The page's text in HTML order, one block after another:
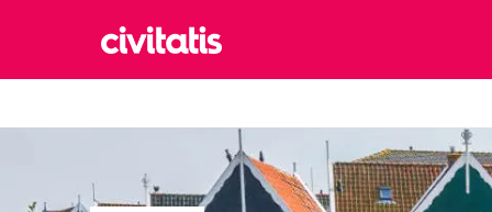
Italia
Reino